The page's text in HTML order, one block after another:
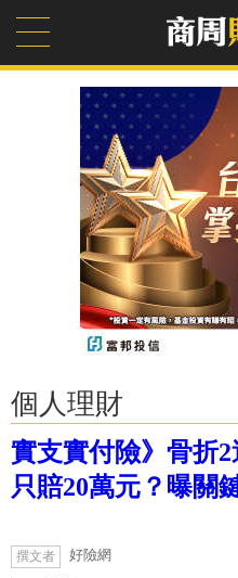
個人理財
實支實付險》骨折
只賠20萬元？曝關
撰文者 好險網